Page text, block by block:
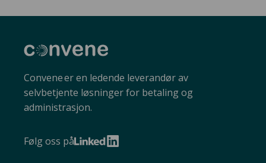
Convene
Convene er en ledende leverandør av
selvbetjente løsninger for betaling og
administrasjon.
Følg oss på
LinkedIn